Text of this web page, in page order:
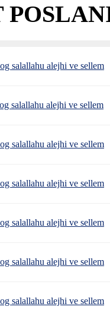
salallahu alejhi ve sellem
salallahu alejhi ve sellem
salallahu alejhi ve sellem
salallahu alejhi ve sellem
salallahu alejhi ve sellem
salallahu alejhi ve sellem
salallahu alejhi ve sellem